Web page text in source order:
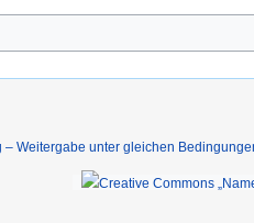
Weitergabe unter gleichen